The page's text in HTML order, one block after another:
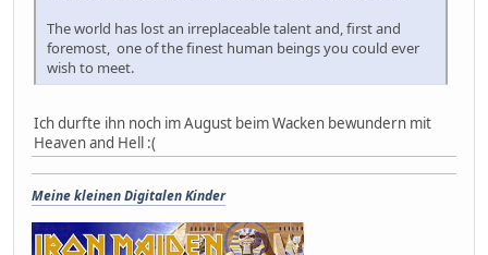
The world has lost an irreplaceable talent and, first and
foremost, one of the finest human beings you could ever
wish to meet.
Ich durfte ihn noch im August beim Wacken bewundern mit
Heaven and Hell :(
Meine kleinen Digitalen Kinder